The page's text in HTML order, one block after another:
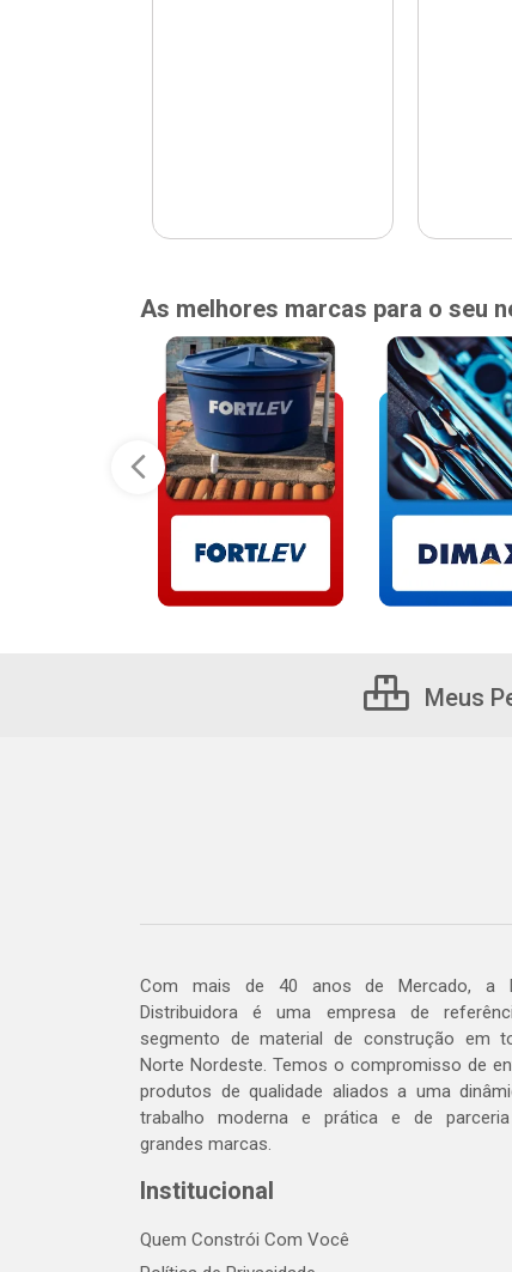
As melhores marcas para o seu
Meus
Com mais de 40 anos de Mercado, a
Distribuidora é uma empresa de
segmento de material de construção em
Norte Nordeste. Temos o compromisso de
produtos de qualidade aliados a uma
trabalho moderna e prática e de
grandes marcas.
Institucional
Quem Constrói Com Você